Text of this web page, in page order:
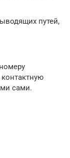
путей,
сами.